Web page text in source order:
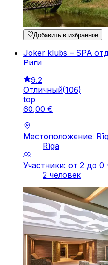
Добавить в избранное
Joker klubs – SPA
Риги
9.2
Отличный(106)
top
60,00 €
Местоположение:
Rīga
Участники: от 2 до 0
2 человек